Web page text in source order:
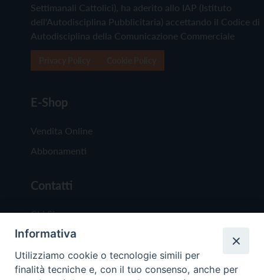
Settimanali Cattolici), ha aderito allo IAP (Istituto
dell'Autodisciplina Pubblicitaria) accettando il Codice di
Autodisciplina della Comunicazione Commerciale
E-Shop
Vendita Online
Abbonamenti
Contatti
Chi Siamo
Redazione
Scrivici
Informativa
Utilizziamo cookie o tecnologie simili per
finalità tecniche e, con il tuo consenso, anche per